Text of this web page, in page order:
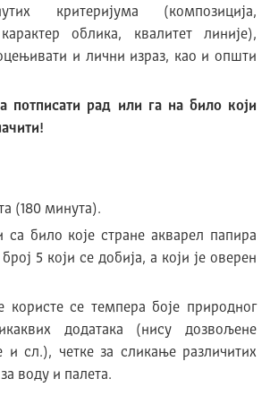
критеријума (композиција,
облика, квалитет линије),
и лични израз, као и општи
потписати рад или га на било који
(180 минута).
са било које стране акварел папира
5 који се добија, а који је оверен
користе се темпера боје природног
додатака (нису дозвољене
и сл.), четке за сликање различитих
воду и палета.